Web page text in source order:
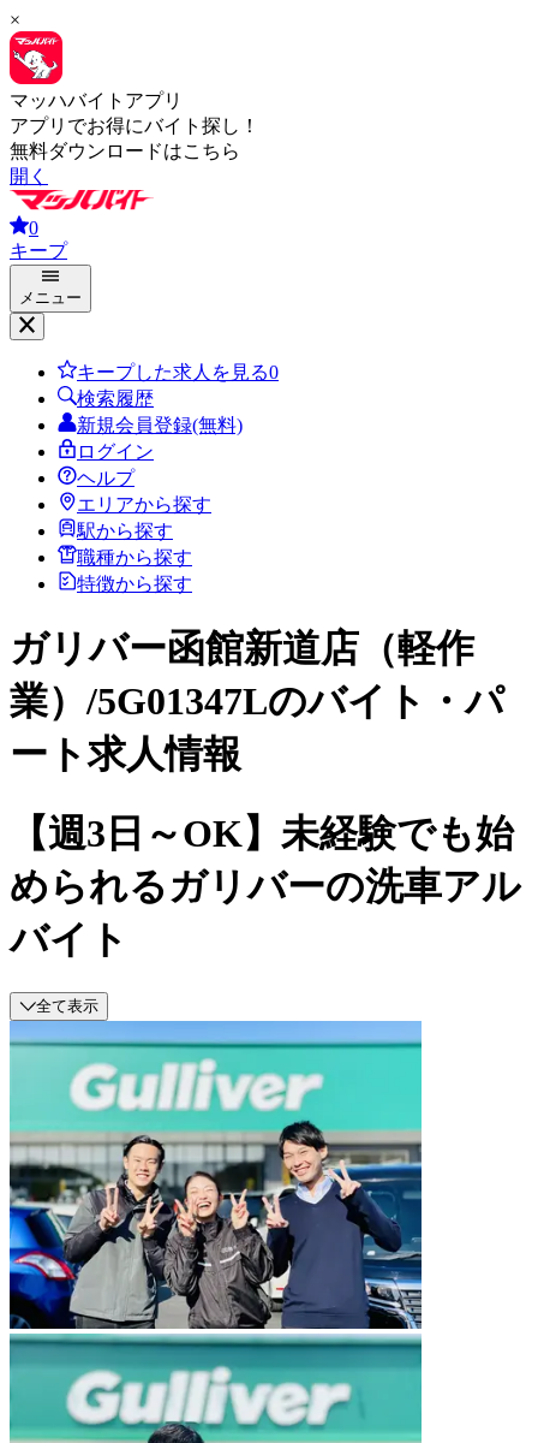
×
マッハバイトアプリ
アプリでお得にバイト探し！
無料ダウンロードはこちら
開く
0
キープ
メニュー
キープした求人を見る0
検索履歴
新規会員登録(無料)
ログイン
ヘルプ
エリアから探す
駅から探す
職種から探す
特徴から探す
ガリバー函館新道店（軽作
業）/5G01347Lのバイト・パ
ート求人情報
【週3日～OK】未経験でも始
められるガリバーの洗車アル
バイト
全て表示